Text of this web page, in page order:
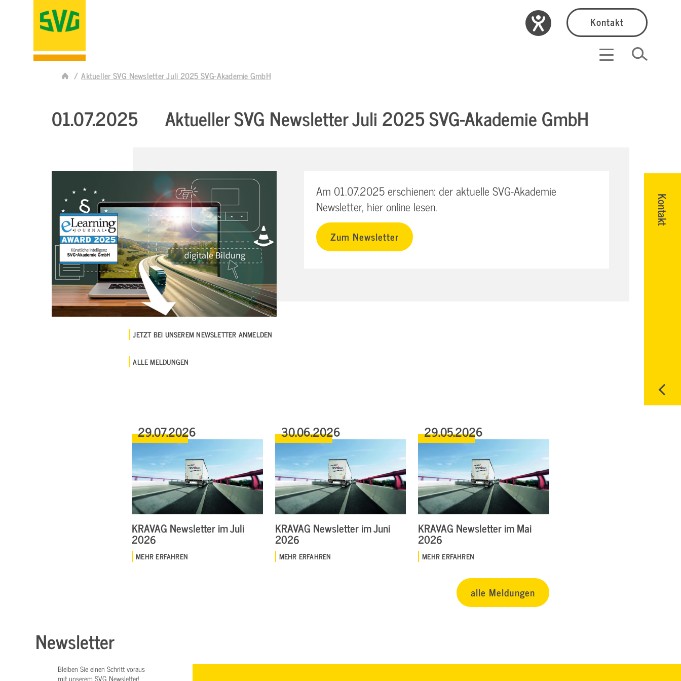
Kontakt
Kontakt
Aktueller SVG Newsletter Juli 2025 SVG-Akademie GmbH
01.07.2025 Aktueller SVG Newsletter Juli 2025 SVG-Akademie GmbH
JETZT BEI UNSEREM NEWSLETTER ANMELDEN
ALLE MELDUNGEN
Am 01.07.2025 erschienen: der aktuelle SVG-Akademie
Newsletter, hier online lesen.
Zum Newsletter
29.07.2026
KRAVAG Newsletter im Juli
2026
MEHR ERFAHREN
30.06.2026
KRAVAG Newsletter im Juni
2026
MEHR ERFAHREN
29.05.2026
KRAVAG Newsletter im Mai
2026
MEHR ERFAHREN
alle Meldungen
Newsletter
Bleiben Sie einen Schritt voraus
mit unserem SVG Newsletter!